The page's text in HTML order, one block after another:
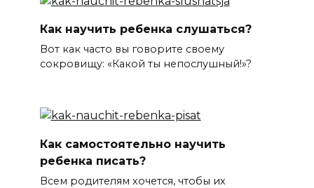
Как научить ребенка слушаться?
Вот как часто вы говорите своему
сокровищу: «Какой ты непослушный!»?
Как самостоятельно научить
ребенка писать?
Всем родителям хочется, чтобы их